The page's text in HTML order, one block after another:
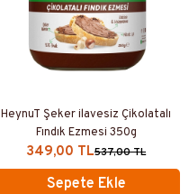
HeynuT Şeker ilavesiz Çikolatalı
Fındık Ezmesi 350g
349,00 TL537,00 TL
Sepete Ekle